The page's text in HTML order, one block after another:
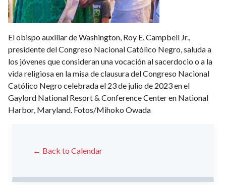
El obispo auxiliar de Washington, Roy E. Campbell Jr.,
presidente del Congreso Nacional Católico Negro, saluda a
los jóvenes que consideran una vocación al sacerdocio o a la
vida religiosa en la misa de clausura del Congreso Nacional
Católico Negro celebrada el 23 de julio de 2023 en el
Gaylord National Resort & Conference Center en National
Harbor, Maryland. Fotos/Mihoko Owada
← Back to Calendar